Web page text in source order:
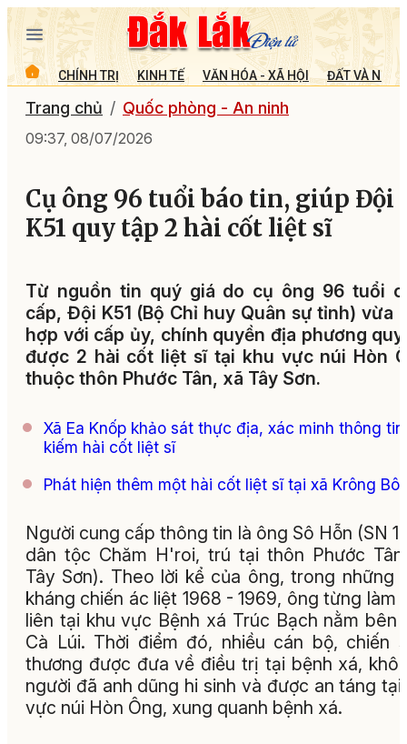
CHÍNH TRỊ KINH TẾ VĂN HÓA - XÃ HỘI ĐẤT VÀ
Trang chủ Quốc phòng - An ninh
09:37, 08/07/2026
Cụ ông 96 tuổi báo tin, giúp Đội
K51 quy tập 2 hài cốt liệt sĩ
Từ nguồn tin quý giá do cụ ông 96 tuổi
cấp, Đội K51 (Bộ Chỉ huy Quân sự tỉnh) vừa
hợp với cấp ủy, chính quyền địa phương
được 2 hài cốt liệt sĩ tại khu vực núi Hòn
thuộc thôn Phước Tân, xã Tây Sơn.
Xã Ea Knốp khảo sát thực địa, xác minh thông
kiếm hài cốt liệt sĩ
Phát hiện thêm một hài cốt liệt sĩ tại xã Krông
Người cung cấp thông tin là ông Sô Hỗn (SN
dân tộc Chăm H'roi, trú tại thôn Phước
Tây Sơn). Theo lời kể của ông, trong những
kháng chiến ác liệt 1968 - 1969, ông từng làm
liên tại khu vực Bệnh xá Trúc Bạch nằm bên
Cà Lúi. Thời điểm đó, nhiều cán bộ, chiến
thương được đưa về điều trị tại bệnh xá,
người đã anh dũng hi sinh và được an táng tại
vực núi Hòn Ông, xung quanh bệnh xá.